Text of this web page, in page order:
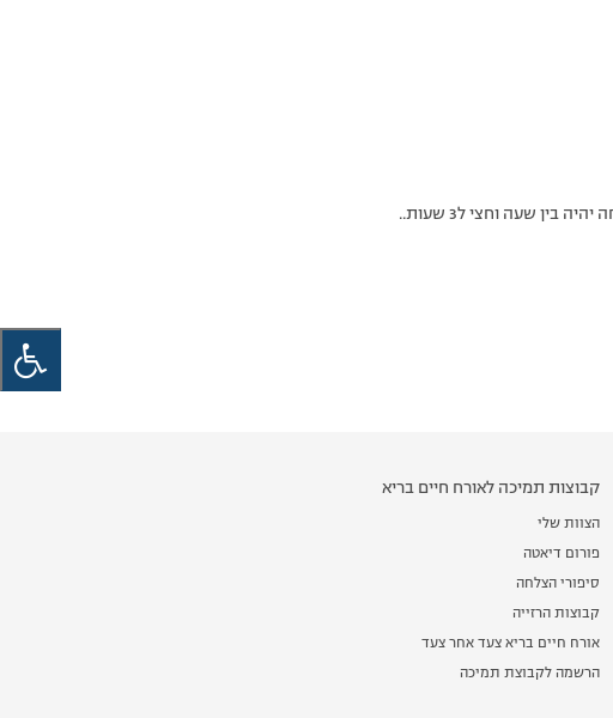
שעה וחצי ל3 שעות..
קבוצות תמיכה לאורח חיים בריא
הצוות שלי
פורום דיאטה
סיפורי הצלחה
קבוצות הרזייה
אורח חיים בריא צעד אחר צעד
הרשמה לקבוצת תמיכה